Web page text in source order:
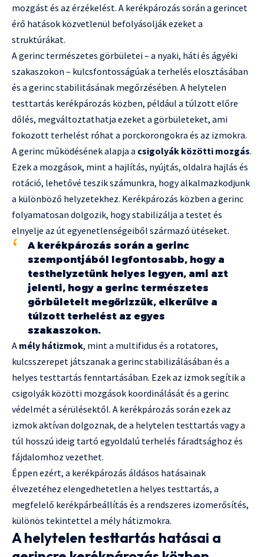
mozgást és az érzékelést. A kerékpározás során a gerincet
érő hatások közvetlenül befolyásolják ezeket a
struktúrákat.
A gerinc természetes görbületei – a nyaki, háti és ágyéki
szakaszokon – kulcsfontosságúak a terhelés elosztásában
és a gerinc stabilitásának megőrzésében. A helytelen
testtartás kerékpározás közben, például a túlzott előre
dőlés, megváltoztathatja ezeket a görbületeket, ami
fokozott terhelést róhat a porckorongokra és az izmokra.
A gerinc működésének alapja a csigolyák közötti mozgás.
Ezek a mozgások, mint a hajlítás, nyújtás, oldalra hajlás és
rotáció, lehetővé teszik számunkra, hogy alkalmazkodjunk
a különböző helyzetekhez. Kerékpározás közben a gerinc
folyamatosan dolgozik, hogy stabilizálja a testet és
elnyelje az út egyenetlenségeiből származó ütéseket.
A kerékpározás során a gerinc
szempontjából legfontosabb, hogy a
testhelyzetünk helyes legyen, ami azt
jelenti, hogy a gerinc természetes
görbületeit megőrizzük, elkerülve a
túlzott terhelést az egyes
szakaszokon.
A mély hátizmok, mint a multifidus és a rotatores,
kulcsszerepet játszanak a gerinc stabilizálásában és a
helyes testtartás fenntartásában. Ezek az izmok segítik a
csigolyák közötti mozgások koordinálását és a gerinc
védelmét a sérülésektől. A kerékpározás során ezek az
izmok aktívan dolgoznak, de a helytelen testtartás vagy a
túl hosszú ideig tartó egyoldalú terhelés fáradtsághoz és
fájdalomhoz vezethet.
Éppen ezért, a kerékpározás áldásos hatásainak
élvezetéhez elengedhetetlen a helyes testtartás, a
megfelelő kerékpárbeállítás és a rendszeres izomerősítés,
különös tekintettel a mély hátizmokra.
A helytelen testtartás hatásai a